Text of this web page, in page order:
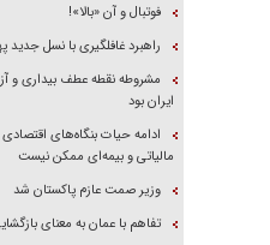
فوتبال و آن «بالا»!
راهبرد غافلگیری با نسل جدید
مشروطه نقطه عطف بیداری و
ایران بود
ادامه حیات بنگاه‌های
مالیاتی و بیمه‌ای ممکن نیست
وزیر صمت عازم پاکستان شد
تفاهم با عمان به معنای